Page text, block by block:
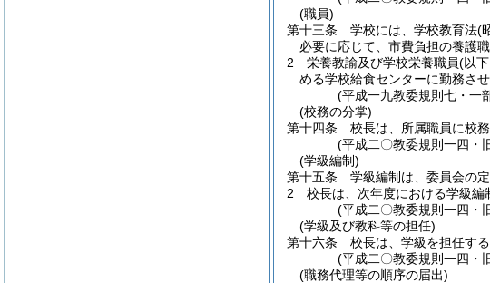
(職員)
第十三条
学校には、学校教育法(
必要に応じて、市費負担の養護
2
栄養教諭及び学校栄養職員(以
める学校給食センターに勤務させ
(平成一九教委規則七・一
(校務の分掌)
第十四条
校長は、所属職員に校
(平成二〇教委規則一四・
(学級編制)
第十五条
学級編制は、委員会の
2
校長は、次年度における学級編
(平成二〇教委規則一四・
(学級及び教科等の担任)
第十六条
校長は、学級を担任す
(平成二〇教委規則一四・
(職務代理等の順序の届出)